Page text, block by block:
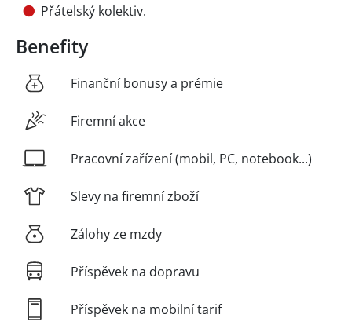
Přátelský kolektiv.
Benefity
Finanční bonusy a prémie
Firemní akce
Pracovní zařízení (mobil, PC, notebook...)
Slevy na firemní zboží
Zálohy ze mzdy
Příspěvek na dopravu
Příspěvek na mobilní tarif